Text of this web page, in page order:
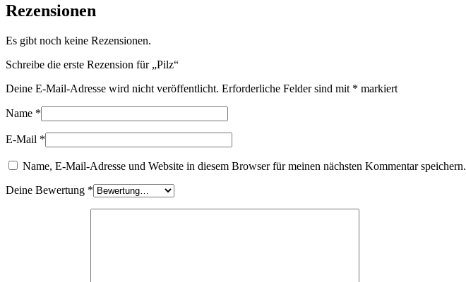
Rezensionen
Es gibt noch keine Rezensionen.
Schreibe die erste Rezension für „Pilz“
Deine E-Mail-Adresse wird nicht veröffentlicht. Erforderliche Felder sind mit * markiert
Name *
E-Mail *
Name, E-Mail-Adresse und Website in diesem Browser für meinen nächsten Kommentar speichern.
Deine Bewertung *